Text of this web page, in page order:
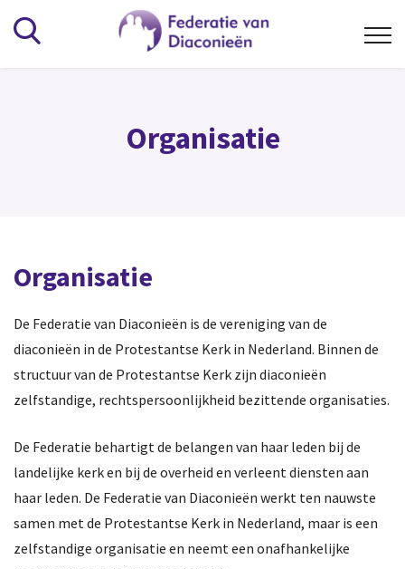
Overig
Vereniging
Geschiedenis
Lidmaatschap
Bureau & dienstverlening
Organisatie
Organisatie
De Federatie van Diaconieën is de vereniging van de
diaconieën in de Protestantse Kerk in Nederland. Binnen de
structuur van de Protestantse Kerk zijn diaconieën
zelfstandige, rechtspersoonlijkheid bezittende organisaties.
De Federatie behartigt de belangen van haar leden bij de
landelijke kerk en bij de overheid en verleent diensten aan
haar leden. De Federatie van Diaconieën werkt ten nauwste
samen met de Protestantse Kerk in Nederland, maar is een
zelfstandige organisatie en neemt een onafhankelijke